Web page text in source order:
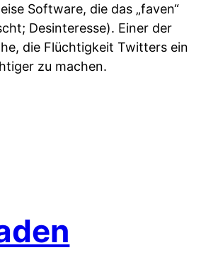
Software, die das „faven“
Desinteresse). Einer der
die Flüchtigkeit Twitters ein
zu machen.